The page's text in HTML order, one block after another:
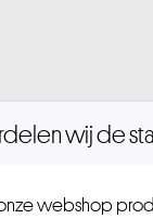
wij de
webshop